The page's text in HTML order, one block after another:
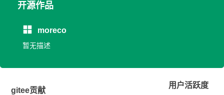
开源作品
moreco
暂无描述
gitee贡献
用户活跃度